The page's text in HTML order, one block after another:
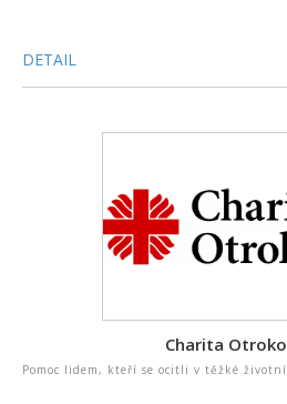
DETAIL
Charita
Pomoc lidem, kteří se ocitli v těžké